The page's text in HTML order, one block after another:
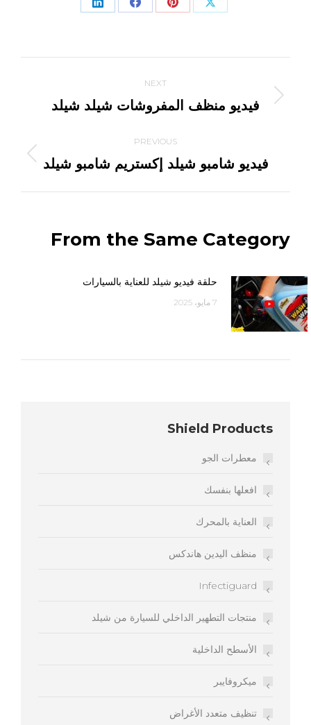
Share
Share
Share
Share
navigation
PREVIOUS
Previous
فيديو شامبو شيلد إكستريم شامبو شيلد
NEXT
Next
فيديو منظف المفروشات شيلد شيلد
From the Same Category
حلقة فيديو شيلد للعناية بالسيارات
7 مايو، 2025
Shield Products
معطرات الجو
افعلها بنفسك
العناية بالمحرك
منظف اليدين هاندكس
Infectiguard
منتجات التطهير الداخلي للسيارة من شيلد
الأسطح الداخلية
ميكروفايبر
تنظيف متعدد الأغراض